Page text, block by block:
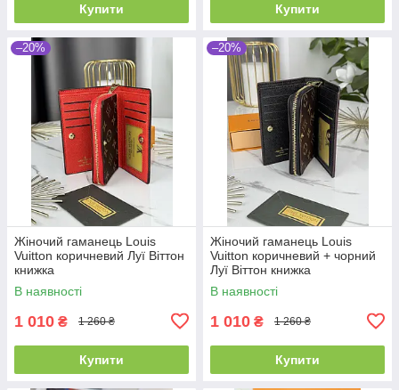
Купити Купити
–20%
Жіночий гаманець Louis
Vuitton коричневий Луї Віттон
книжка
В наявності
1 010 ₴ 1 260 ₴
Купити
–20%
Жіночий гаманець Louis
Vuitton коричневий + чорний
Луї Віттон книжка
В наявності
1 010 ₴ 1 260 ₴
Купити